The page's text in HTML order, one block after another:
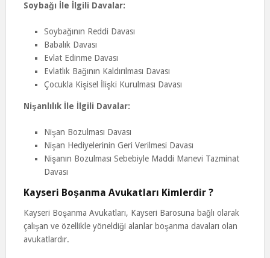
Soybağı İle İlgili Davalar:
Soybağının Reddi Davası
Babalık Davası
Evlat Edinme Davası
Evlatlık Bağının Kaldırılması Davası
Çocukla Kişisel İlişki Kurulması Davası
Nişanlılık İle İlgili Davalar:
Nişan Bozulması Davası
Nişan Hediyelerinin Geri Verilmesi Davası
Nişanın Bozulması Sebebiyle Maddi Manevi Tazminat
Davası
Kayseri Boşanma Avukatları Kimlerdir ?
Kayseri Boşanma Avukatları, Kayseri Barosuna bağlı olarak
çalışan ve özellikle yöneldiği alanlar boşanma davaları olan
avukatlardır.